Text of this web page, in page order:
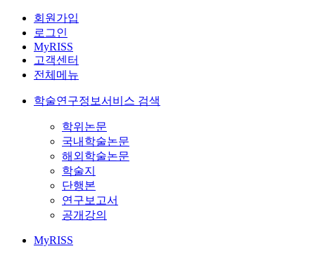
회원가입
로그인
MyRISS
고객센터
전체메뉴
학술연구정보서비스 검색
학위논문
국내학술논문
해외학술논문
학술지
단행본
연구보고서
공개강의
MyRISS